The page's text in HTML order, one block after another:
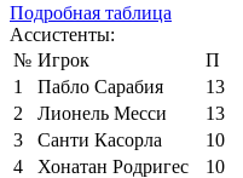
Подробная таблица
Ассистенты:
№ Игрок
П
1
Пабло Сарабия
13
2
Лионель Месси
13
3
Санти Касорла
10
4
Хонатан Родригес
10